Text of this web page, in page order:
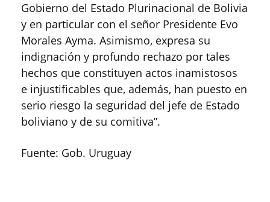
Gobierno del Estado Plurinacional de Bolivia
y en particular con el señor Presidente Evo
Morales Ayma. Asimismo, expresa su
indignación y profundo rechazo por tales
hechos que constituyen actos inamistosos
e injustificables que, además, han puesto en
serio riesgo la seguridad del jefe de Estado
boliviano y de su comitiva”.
Fuente: Gob. Uruguay